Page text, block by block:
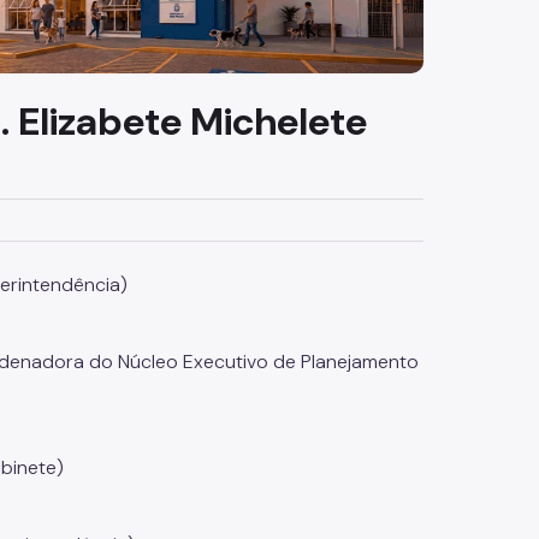
Michelete
do Núcleo Executivo de Planejamento